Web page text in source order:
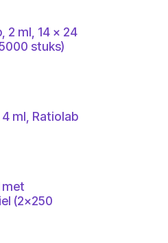
2 ml, 14 x 24
stuks)
ml, Ratiolab
met
(2x250